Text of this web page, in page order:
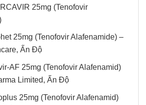
25mg (Tenofovir
25mg (Tenofovir Alafenamide) –
Ấn Độ
AF 25mg (Tenofovir Alafenamid)
Limited, Ấn Độ
25mg (Tenofovir Alafenamid)